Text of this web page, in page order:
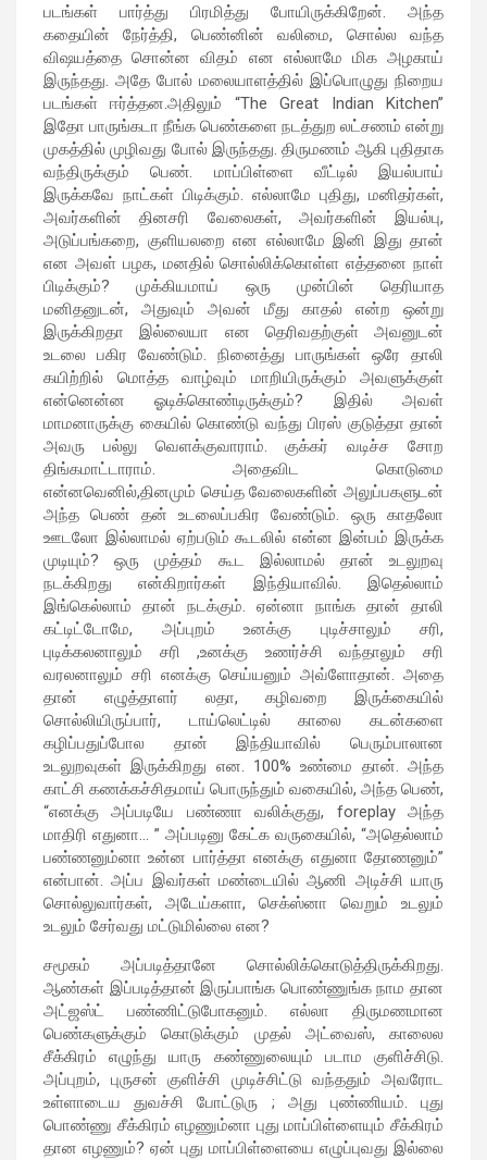
படங்கள் பார்த்து பிரமித்து போயிருக்கிறேன். அந்த
கதையின் நேர்த்தி, பெண்னின் வலிமை, சொல்ல வந்த
விஷயத்தை சொன்ன விதம் என எல்லாமே மிக அழகாய்
இருந்தது. அதே போல் மலையாளத்தில் இப்பொழுது நிறைய
படங்கள் ஈர்த்தன.அதிலும் “The Great Indian Kitchen”
இதோ பாருங்கடா நீங்க பெண்களை நடத்துற லட்சணம் என்று
முகத்தில் முழிவது போல் இருந்தது. திருமணம் ஆகி புதிதாக
வந்திருக்கும் பெண். மாப்பிள்ளை வீட்டில் இயல்பாய்
இருக்கவே நாட்கள் பிடிக்கும். எல்லாமே புதிது, மனிதர்கள்,
அவர்களின் தினசரி வேலைகள், அவர்களின் இயல்பு,
அடுப்பங்கறை, குளியலறை என எல்லாமே இனி இது தான்
என அவள் பழக, மனதில் சொல்லிக்கொள்ள எத்தனை நாள்
பிடிக்கும்? முக்கியமாய் ஒரு முன்பின் தெரியாத
மனிதனுடன், அதுவும் அவன் மீது காதல் என்ற ஒன்று
இருக்கிறதா இல்லையா என தெரிவதற்குள் அவனுடன்
உடலை பகிர வேண்டும். நினைத்து பாருங்கள் ஒரே தாலி
கயிற்றில் மொத்த வாழ்வும் மாறியிருக்கும் அவளுக்குள்
என்னென்ன ஓடிக்கொண்டிருக்கும்? இதில் அவள்
மாமனாருக்கு கையில் கொண்டு வந்து பிரஸ் குடுத்தா தான்
அவரு பல்லு வெளக்குவாராம். குக்கர் வடிச்ச சோற
திங்கமாட்டாராம். அதைவிட கொடுமை
என்னவெனில்,தினமும் செய்த வேலைகளின் அலுப்பகளுடன்
அந்த பெண் தன் உடலைப்பகிர வேண்டும். ஒரு காதலோ
ஊடலோ இல்லாமல் ஏற்படும் கூடலில் என்ன இன்பம் இருக்க
முடியும்? ஒரு முத்தம் கூட இல்லாமல் தான் உடலுறவு
நடக்கிறது என்கிறார்கள் இந்தியாவில். இதெல்லாம்
இங்கெல்லாம் தான் நடக்கும். ஏன்னா நாங்க தான் தாலி
கட்டிட்டோமே, அப்புறம் உனக்கு புடிச்சாலும் சரி,
புடிக்கலனாலும் சரி ,உனக்கு உணர்ச்சி வந்தாலும் சரி
வரலனாலும் சரி எனக்கு செய்யனும் அவ்ளோதான். அதை
தான் எழுத்தாளர் லதா, கழிவறை இருக்கையில்
சொல்லியிருப்பார், டாய்லெட்டில் காலை கடன்களை
கழிப்பதுப்போல தான் இந்தியாவில் பெரும்பாலான
உடலுறவுகள் இருக்கிறது என. 100% உண்மை தான். அந்த
காட்சி கணக்கச்சிதமாய் பொருந்தும் வகையில், அந்த பெண்,
“எனக்கு அப்படியே பண்ணா வலிக்குது, foreplay அந்த
மாதிரி எதுனா… ” அப்படினு கேட்க வருகையில், “அதெல்லாம்
பண்ணனும்னா உன்ன பார்த்தா எனக்கு எதுனா தோணனும்”
என்பான். அப்ப இவர்கள் மண்டையில் ஆணி அடிச்சி யாரு
சொல்லுவார்கள், அடேய்களா, செக்ஸ்னா வெறும் உடலும்
உடலும் சேர்வது மட்டுமில்லை என?
சமூகம் அப்படித்தானே சொல்லிக்கொடுத்திருக்கிறது.
ஆண்கள் இப்படித்தான் இருப்பாங்க பொண்ணுங்க நாம தான
அட்ஜஸ்ட் பண்ணிட்டுபோகனும். எல்லா திருமணமான
பெண்களுக்கும் கொடுக்கும் முதல் அட்வைஸ், காலைல
சீக்கிரம் எழுந்து யாரு கண்ணுலையும் படாம குளிச்சிடு.
அப்புறம், புருசன் குளிச்சி முடிச்சிட்டு வந்ததும் அவரோட
உள்ளாடைய துவச்சி போட்டுரு ; அது புண்ணியம். புது
பொண்ணு சீக்கிரம் எழணும்னா புது மாப்பிள்ளையும் சீக்கிரம்
தான எழணும்? ஏன் புது மாப்பிள்ளையை எழுப்புவது இல்லை